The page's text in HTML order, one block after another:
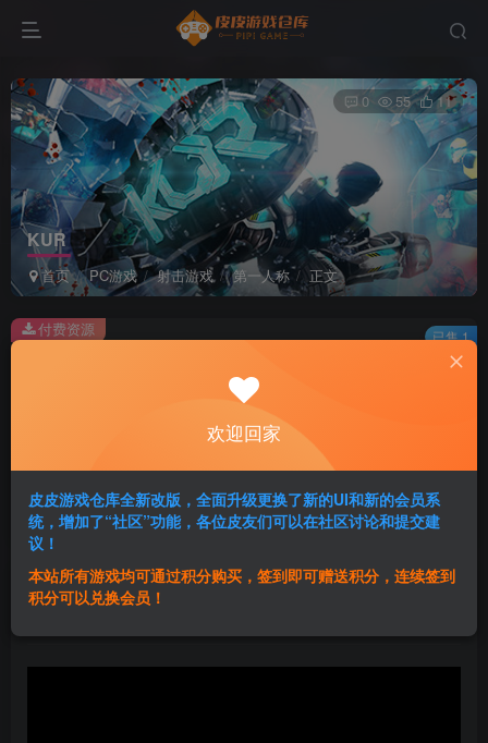
KUR
首页 PC游戏 射击游戏 第一人称 正文
0 55 11
此内容为付费资源，请付费后查看
2积分
黄金会员免费 超级会员免费
登录购买
付费资源 已售 1
群主1号
欢迎回家
皮皮游戏仓库全新改版，全面升级更换了新的UI和新的会员系
统，增加了“社区”功能，各位皮友们可以在社区讨论和提交建
议！
本站所有游戏均可通过积分购买，签到即可赠送积分，连续签到
积分可以兑换会员！